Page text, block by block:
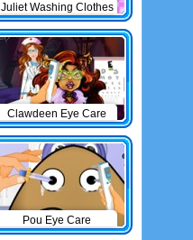
Juliet Washing Clothes
Clawdeen Eye Care
Pou Eye Care